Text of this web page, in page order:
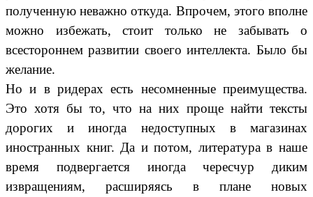
полученную неважно откуда. Впрочем, этого вполне
можно избежать, стоит только не забывать о
всестороннем развитии своего интеллекта. Было бы
желание.
Но и в ридерах есть несомненные преимущества.
Это хотя бы то, что на них проще найти тексты
дорогих и иногда недоступных в магазинах
иностранных книг. Да и потом, литература в наше
время подвергается иногда чересчур диким
извращениям, расширяясь в плане новых